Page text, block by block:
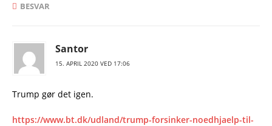
BESVAR
Santor
15. APRIL 2020 VED 17:06
Trump gør det igen.
https://www.bt.dk/udland/trump-forsinker-noedhjaelp-til-